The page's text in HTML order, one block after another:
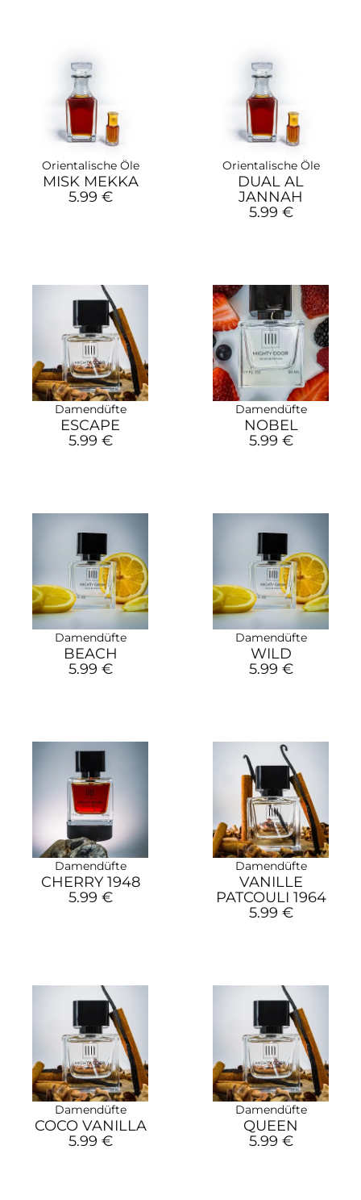
Orientalische Öle
MISK MEKKA
5.99 €
Orientalische Öle
DUAL AL
JANNAH
5.99 €
Damendüfte
ESCAPE
5.99 €
Damendüfte
NOBEL
5.99 €
Damendüfte
BEACH
5.99 €
Damendüfte
WILD
5.99 €
Damendüfte
CHERRY 1948
5.99 €
Damendüfte
VANILLE
PATCOULI 1964
5.99 €
Damendüfte
COCO VANILLA
5.99 €
Damendüfte
QUEEN
5.99 €